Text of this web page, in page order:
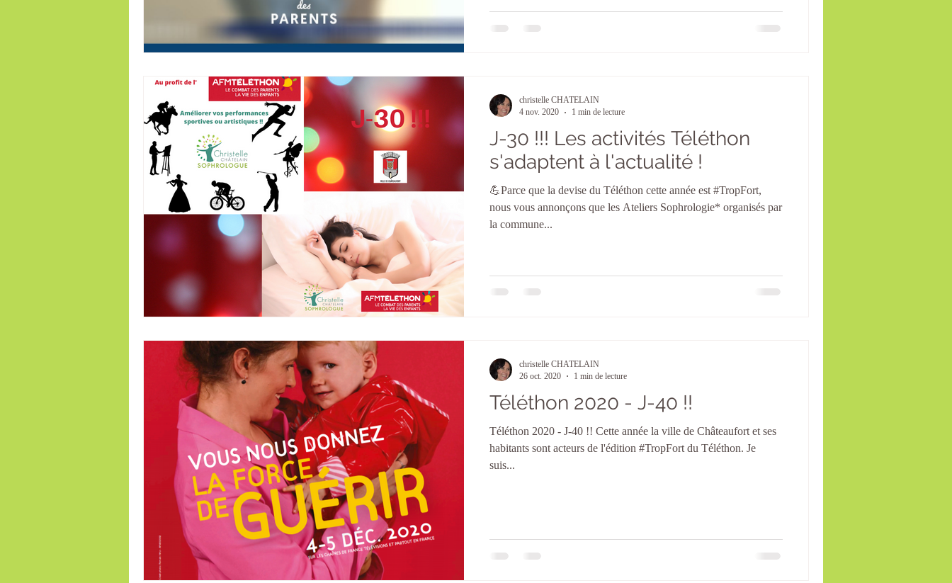
J-30 !!! Les activités Téléthon
s'adaptent à l'actualité !
💪Parce que la devise du Téléthon cette année est #TropFort,
nous vous annonçons que les Ateliers Sophrologie* organisés par
la commune...
christelle CHATELAIN
4 nov. 2020
1 min de lecture
Téléthon 2020 - J-40 !!
Téléthon 2020 - J-40 !! Cette année la ville de Châteaufort et ses
habitants sont acteurs de l'édition #TropFort du Téléthon. Je
suis...
christelle CHATELAIN
26 oct. 2020
1 min de lecture